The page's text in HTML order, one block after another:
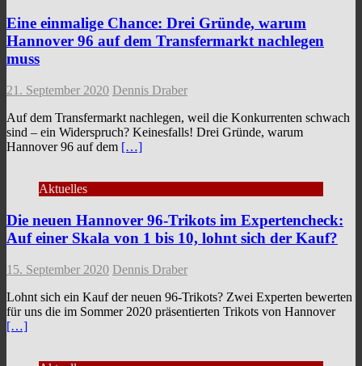
Eine einmalige Chance: Drei Gründe, warum
Hannover 96 auf dem Transfermarkt nachlegen
muss
21. September 2020 Dennis Draber
Auf dem Transfermarkt nachlegen, weil die Konkurrenten schwach
sind – ein Widerspruch? Keinesfalls! Drei Gründe, warum
Hannover 96 auf dem […]
Aktuelles
Die neuen Hannover 96-Trikots im Expertencheck:
Auf einer Skala von 1 bis 10, lohnt sich der Kauf?
15. September 2020 Dennis Draber
Lohnt sich ein Kauf der neuen 96-Trikots? Zwei Experten bewerten
für uns die im Sommer 2020 präsentierten Trikots von Hannover
[…]